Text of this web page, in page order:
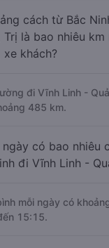
cách từ Bắc
Trị là bao nhiêu km
xe khách?
đi Vĩnh Linh -
485 km.
có bao nhiêu
đi Vĩnh Linh -
mỗi ngày có
15:15.